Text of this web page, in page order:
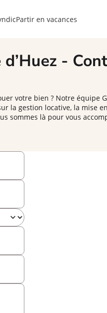
Partir en vacances
-
votre bien ? Notre équipe
la gestion locative, la mise
sommes là pour vous